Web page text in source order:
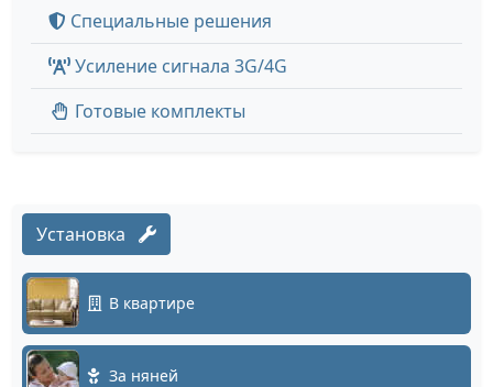
Специальные решения
Усиление сигнала 3G/4G
Готовые комплекты
Установка
В квартире
За няней